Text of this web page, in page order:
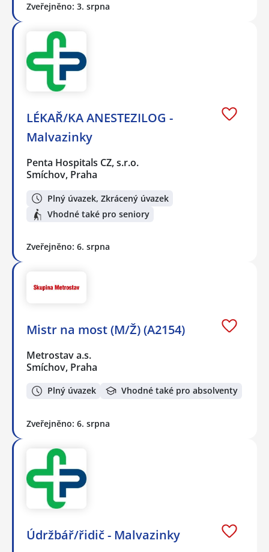
Zveřejněno: 3. srpna
LÉKAŘ/KA ANESTEZILOG -
Malvazinky
Penta Hospitals CZ, s.r.o.
Smíchov, Praha
Plný úvazek, Zkrácený úvazek
Vhodné také pro seniory
Zveřejněno: 6. srpna
Mistr na most (M/Ž) (A2154)
Metrostav a.s.
Smíchov, Praha
Plný úvazek Vhodné také pro absolventy
Zveřejněno: 6. srpna
Údržbář/řidič - Malvazinky